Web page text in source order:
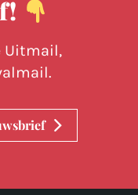
Uitmail,